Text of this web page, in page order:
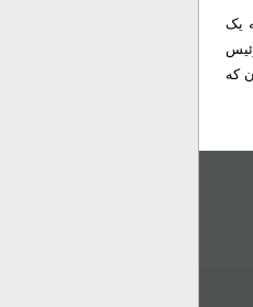
پاسخ به یک
‌کند. رئیس
اکنون که